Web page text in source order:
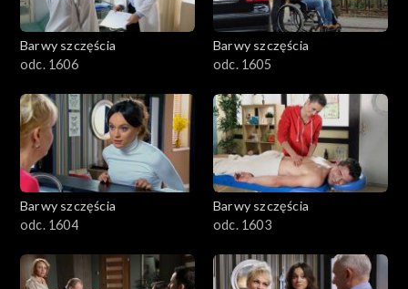
Barwy szczęścia
odc. 1606
Barwy szczęścia
odc. 1605
Barwy szczęścia
odc. 1604
Barwy szczęścia
odc. 1603